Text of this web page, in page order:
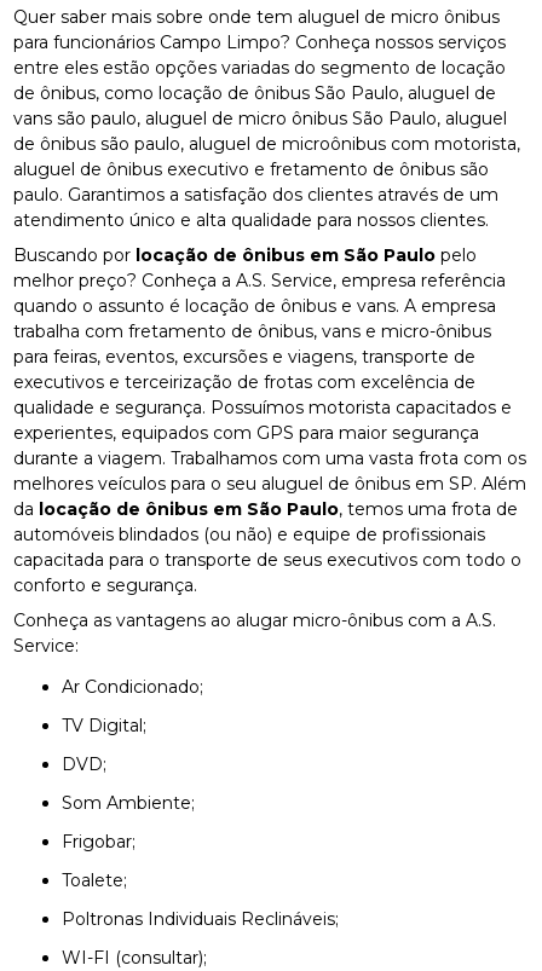
Quer saber mais sobre onde tem aluguel de micro ônibus
para funcionários Campo Limpo? Conheça nossos serviços
entre eles estão opções variadas do segmento de locação
de ônibus, como locação de ônibus São Paulo, aluguel de
vans são paulo, aluguel de micro ônibus São Paulo, aluguel
de ônibus são paulo, aluguel de microônibus com motorista,
aluguel de ônibus executivo e fretamento de ônibus são
paulo. Garantimos a satisfação dos clientes através de um
atendimento único e alta qualidade para nossos clientes.
Buscando por locação de ônibus em São Paulo pelo
melhor preço? Conheça a A.S. Service, empresa referência
quando o assunto é locação de ônibus e vans. A empresa
trabalha com fretamento de ônibus, vans e micro-ônibus
para feiras, eventos, excursões e viagens, transporte de
executivos e terceirização de frotas com excelência de
qualidade e segurança. Possuímos motorista capacitados e
experientes, equipados com GPS para maior segurança
durante a viagem. Trabalhamos com uma vasta frota com os
melhores veículos para o seu aluguel de ônibus em SP. Além
da locação de ônibus em São Paulo, temos uma frota de
automóveis blindados (ou não) e equipe de profissionais
capacitada para o transporte de seus executivos com todo o
conforto e segurança.
Conheça as vantagens ao alugar micro-ônibus com a A.S.
Service:
Ar Condicionado;
TV Digital;
DVD;
Som Ambiente;
Frigobar;
Toalete;
Poltronas Individuais Reclináveis;
WI-FI (consultar);